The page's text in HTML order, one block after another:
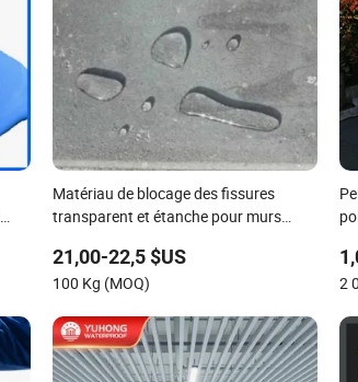
Matériau de blocage des fissures
transparent et étanche pour murs
étanche en polyurée
21,00-22,5 $US
100 Kg (MOQ) 2